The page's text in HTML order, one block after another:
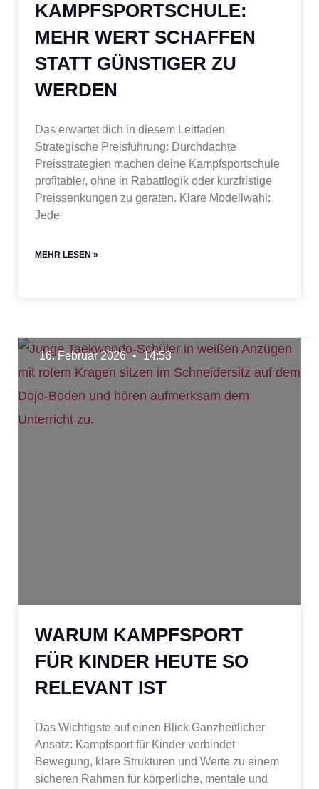
KAMPFSPORTSCHULE:
MEHR WERT SCHAFFEN
STATT GÜNSTIGER ZU
WERDEN
Das erwartet dich in diesem Leitfaden
Strategische Preisführung: Durchdachte
Preisstrategien machen deine Kampfsportschule
profitabler, ohne in Rabattlogik oder kurzfristige
Preissenkungen zu geraten. Klare Modellwahl:
Jede
MEHR LESEN »
WARUM KAMPFSPORT
FÜR KINDER HEUTE SO
RELEVANT IST
Das Wichtigste auf einen Blick Ganzheitlicher
Ansatz: Kampfsport für Kinder verbindet
Bewegung, klare Strukturen und Werte zu einem
sicheren Rahmen für körperliche, mentale und
16. Februar 2026 14:53